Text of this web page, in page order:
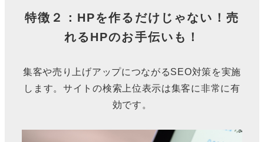
特徴２：HPを作るだけじゃない！売
れるHPのお手伝いも！
集客や売り上げアップにつながるSEO対策を実施
します。サイトの検索上位表示は集客に非常に有
効です。